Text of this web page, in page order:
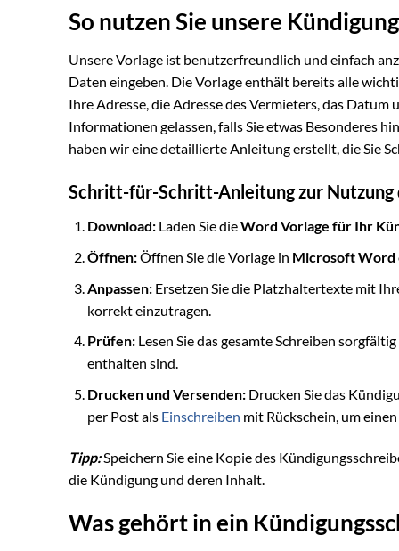
So nutzen Sie unsere
Unsere Vorlage ist benutzerfreundlich und einfach
Daten eingeben. Die Vorlage enthält bereits alle
Ihre Adresse, die Adresse des Vermieters, das
Informationen gelassen, falls Sie etwas Besonderes
haben wir eine detaillierte Anleitung erstellt, die Sie
Schritt-für-Schritt-Anleitung zur Nutzung
Download:Laden Sie dieWord Vorlage für Ihr
Öffnen:Öffnen Sie die Vorlage in Microsoft Word
Anpassen:Ersetzen Sie die Platzhaltertexte mit
korrekt einzutragen.
Prüfen:Lesen Sie das gesamte Schreiben
enthalten sind.
Drucken und Versenden:Drucken Sie das
per Post als Einschreiben mit Rückschein, um einen
Tipp:Speichern Sie eine Kopie des
die Kündigung und deren Inhalt.
Was gehört in ein